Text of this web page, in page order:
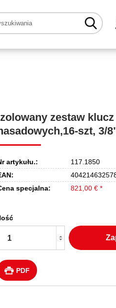
zestaw klucz
szt, 3/
artykułu.:
117.1850
specjalna:
821,00 € *
PDF